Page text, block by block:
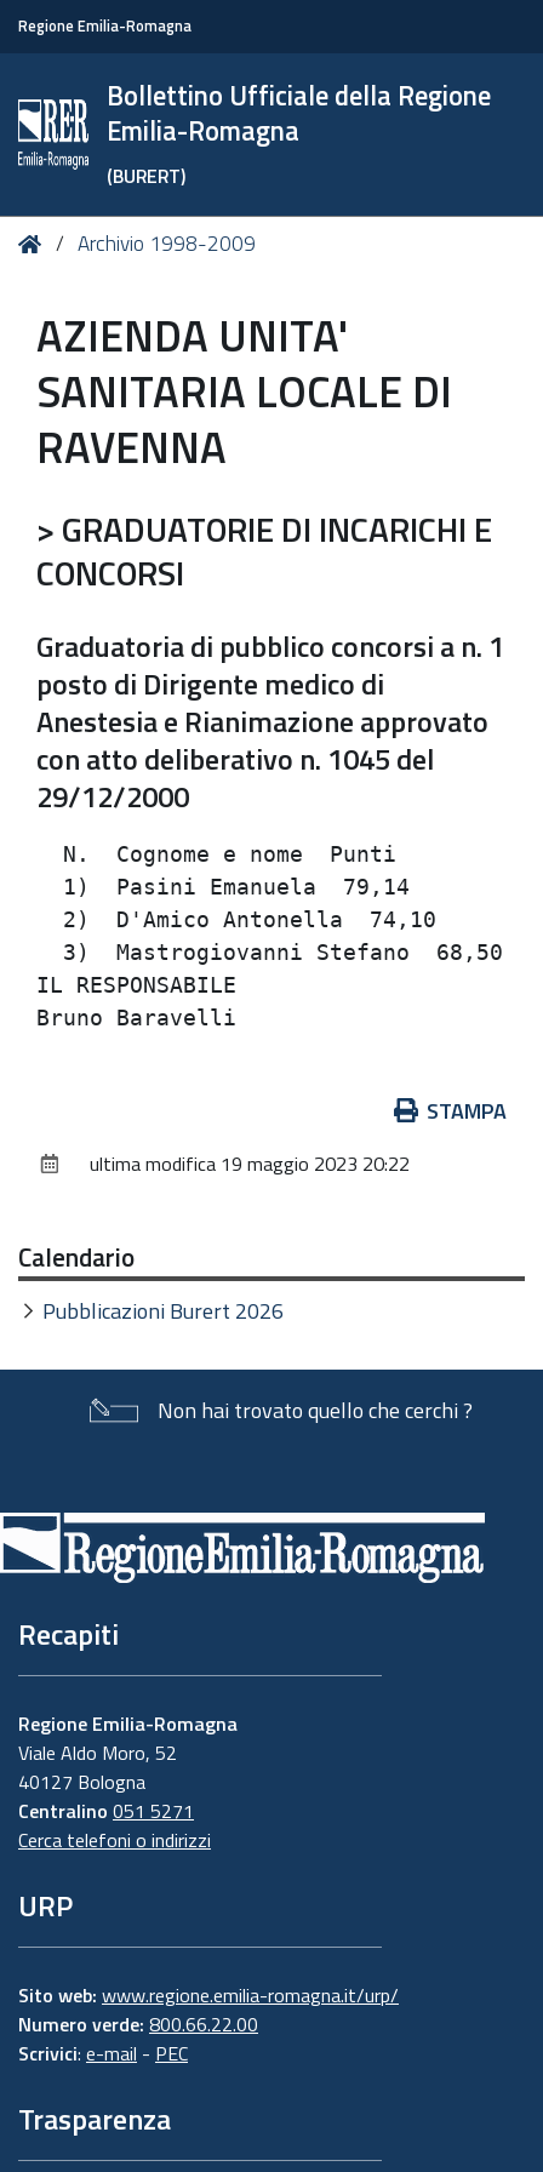
Regione Emilia-Romagna
Bollettino Ufficiale della Regione
Emilia-Romagna
(BURERT)
Tu HomeArchivio 1998-2009
AZIENDA UNITA'
SANITARIA LOCALE DI
RAVENNA
> GRADUATORIE DI INCARICHI E
CONCORSI
Graduatoria di pubblico concorsi a n. 1
posto di Dirigente medico di
Anestesia e Rianimazione approvato
con atto deliberativo n. 1045 del
29/12/2000
N.
1)  Pasini
2)  D'Amico
3)
IL
documento
STAMPA
ultima modifica 19 maggio 2023 20:22
Calendario
Pubblicazioni Burert 2026
Non hai trovato quello che cerchi ?
di
pagina
Recapiti
Regione Emilia-Romagna
Viale Aldo Moro, 52
40127 Bologna
Centralino 051 5271
Cerca telefoni o indirizzi
URP
Sito web: www.regione.emilia-romagna.it/urp/
Numero verde: 800.66.22.00
Scrivici: e-mail - PEC
Trasparenza